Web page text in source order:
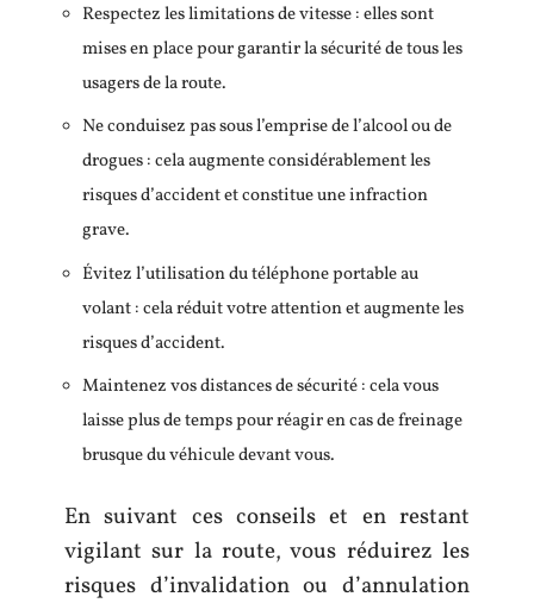
Respectez les limitations de vitesse : elles sont
mises en place pour garantir la sécurité de tous les
usagers de la route.
Ne conduisez pas sous l’emprise de l’alcool ou de
drogues : cela augmente considérablement les
risques d’accident et constitue une infraction
grave.
Évitez l’utilisation du téléphone portable au
volant : cela réduit votre attention et augmente les
risques d’accident.
Maintenez vos distances de sécurité : cela vous
laisse plus de temps pour réagir en cas de freinage
brusque du véhicule devant vous.
En suivant ces conseils et en restant
vigilant sur la route, vous réduirez les
risques d’invalidation ou d’annulation